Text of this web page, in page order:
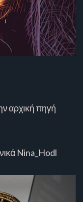
αρχική πηγή
Nina_Hodl